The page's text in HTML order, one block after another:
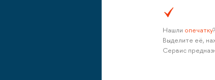
Нашли опечатку?
Выделите её,
Сервис